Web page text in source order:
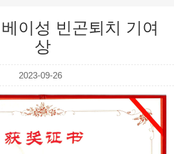
이성 빈곤퇴치 기여
상
2023-09-26